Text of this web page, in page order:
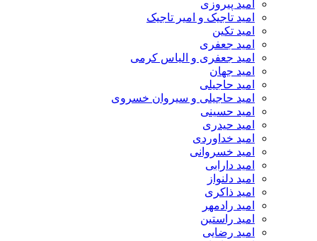
امید پیروزی
امید تاجیک و امیر تاجیک
امید تکین
امید جعفری
امید جعفری و الیاس کرمی
امید جهان
امید حاجیلی
امید حاجیلی و سیروان خسروی
امید حسینی
امید حیدری
امید خداوردی
امید خسروانی
امید دارابی
امید دلنواز
امید ذاکری
امید رادمهر
امید راستین
امید رضایی